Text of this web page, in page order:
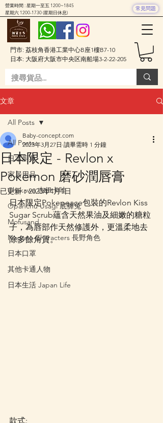
門市: 荔枝角香港工業中心B座1樓B7-10
日本: 大阪府大阪市中央区南船場3-2-22-205
營業時間 : 星期一至五 1200~1845
星期六 1200-1730(星期日休息)
常見問題
文章
All Posts
日本廚具
家居用品
Chiikawa 吉伊卡哇
Opanchu Usagi 底褲兔
Mofusand
Nagano Characters 長野角色
日本口罩
其他卡通人物
日本生活 Japan Life
All Posts
日本限定 - Revlon x
Pokemon 磨砂潤唇膏
Baby-concept.com
2023年3月27日 讀畢需時 1 分鐘
已更新：2023年4月1日
日本限定Pokepeace包裝的Revlon Kiss
Sugar Scrub蘊含天然果油及細嫩的糖粒
子，為唇部作天然修護外，更溫柔地去
除多餘角質。
款式: